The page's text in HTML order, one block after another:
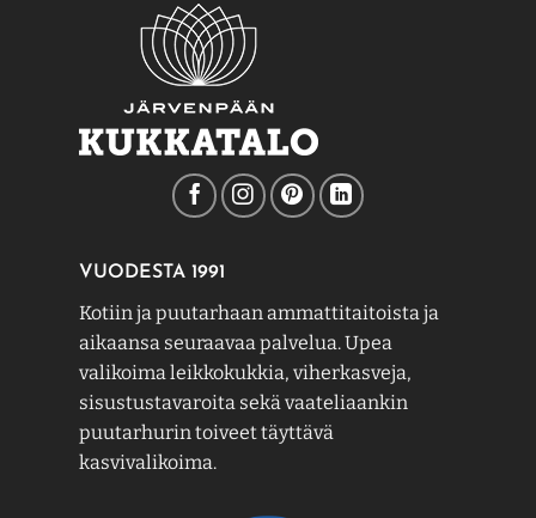
VUODESTA 1991
Kotiin ja puutarhaan ammattitaitoista ja
aikaansa seuraavaa palvelua. Upea
valikoima leikkokukkia, viherkasveja,
sisustustavaroita sekä vaateliaankin
puutarhurin toiveet täyttävä
kasvivalikoima.